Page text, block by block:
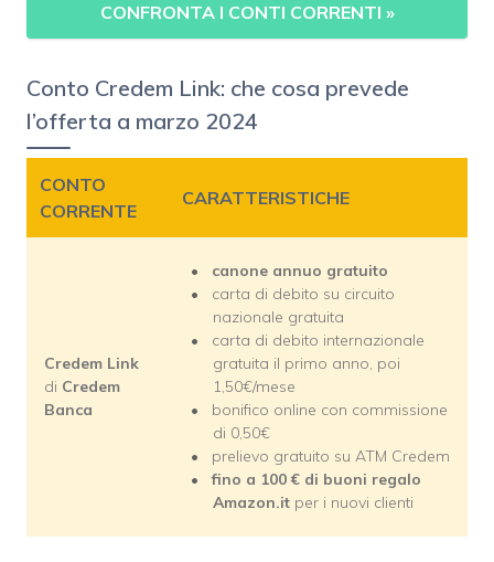
CONFRONTA I CONTI CORRENTI »
Conto Credem Link: che cosa prevede
l’offerta a marzo 2024
CONTO
CORRENTE
CARATTERISTICHE
Credem Link
di Credem
Banca
canone annuo gratuito
carta di debito su circuito
nazionale gratuita
carta di debito internazionale
gratuita il primo anno, poi
1,50€/mese
bonifico online con commissione
di 0,50€
prelievo gratuito su ATM Credem
fino a 100 € di buoni regalo
Amazon.it per i nuovi clienti